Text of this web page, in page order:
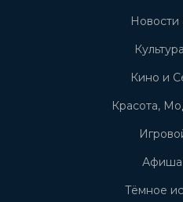
Кино и
Красота,
Тёмное